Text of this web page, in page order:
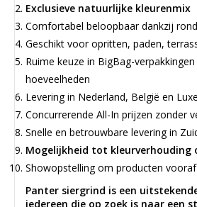
Exclusieve natuurlijke kleurenmix
Comfortabel beloopbaar dankzij
Geschikt voor opritten, paden,
Ruime keuze in BigBag-
hoeveelheden
Levering in Nederland, België en
Concurrerende All-In prijzen zonder
Snelle en betrouwbare levering in
Mogelijkheid tot kleurverhouding
Showopstelling om producten
Panter siergrind is een
iedereen die op zoek is naar een